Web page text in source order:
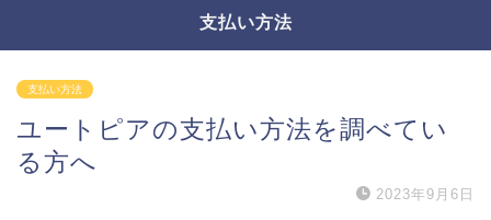
支払い方法
支払い方法
ユートピアの支払い方法を調べてい
る方へ
2023年9月6日